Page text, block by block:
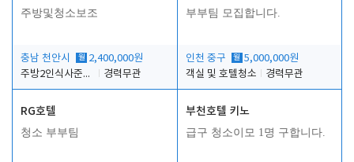
주방및청소보조
충남 천안시 월 2,400,000원
주방2인식사준비및청소린렌보조
경력무관
부부팀 모집합니다.
인천 중구 월 5,000,000원
객실 및 호텔청소
경력무관
RG호텔
청소 부부팀
부천호텔 키노
급구 청소이모 1명 구합니다.